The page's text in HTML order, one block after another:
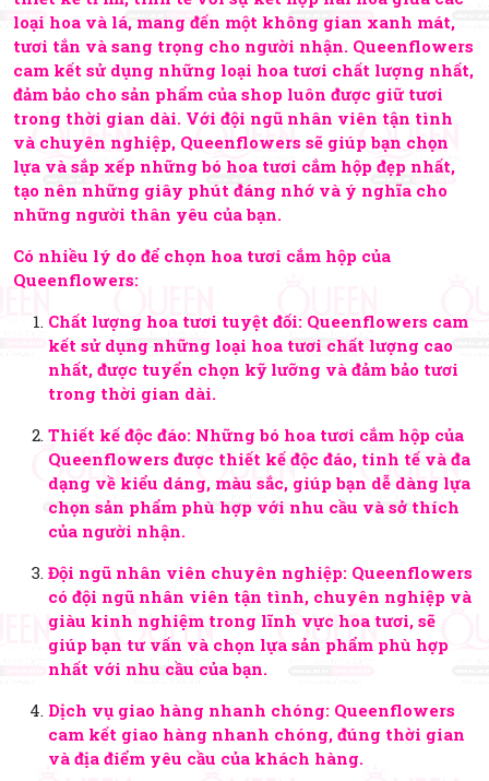
loại hoa và lá, mang đến một không gian xanh mát,
tươi tắn và sang trọng cho người nhận. Queenflowers
cam kết sử dụng những loại hoa tươi chất lượng nhất,
đảm bảo cho sản phẩm của shop luôn được giữ tươi
trong thời gian dài. Với đội ngũ nhân viên tận tình
và chuyên nghiệp, Queenflowers sẽ giúp bạn chọn
lựa và sắp xếp những bó hoa tươi cắm hộp đẹp nhất,
tạo nên những giây phút đáng nhớ và ý nghĩa cho
những người thân yêu của bạn.
Có nhiều lý do để chọn hoa tươi cắm hộp của
Queenflowers:
Chất lượng hoa tươi tuyệt đối: Queenflowers cam
kết sử dụng những loại hoa tươi chất lượng cao
nhất, được tuyển chọn kỹ lưỡng và đảm bảo tươi
trong thời gian dài.
Thiết kế độc đáo: Những bó hoa tươi cắm hộp của
Queenflowers được thiết kế độc đáo, tinh tế và đa
dạng về kiểu dáng, màu sắc, giúp bạn dễ dàng lựa
chọn sản phẩm phù hợp với nhu cầu và sở thích
của người nhận.
Đội ngũ nhân viên chuyên nghiệp: Queenflowers
có đội ngũ nhân viên tận tình, chuyên nghiệp và
giàu kinh nghiệm trong lĩnh vực hoa tươi, sẽ
giúp bạn tư vấn và chọn lựa sản phẩm phù hợp
nhất với nhu cầu của bạn.
Dịch vụ giao hàng nhanh chóng: Queenflowers
cam kết giao hàng nhanh chóng, đúng thời gian
và địa điểm yêu cầu của khách hàng.